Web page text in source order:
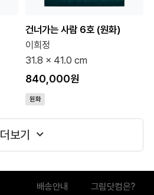
건너가는 사람 6호 (원화)
이희정
31.8 x 41.0 cm
840,000원
원화
더보기
배송안내 그림닷컴은?